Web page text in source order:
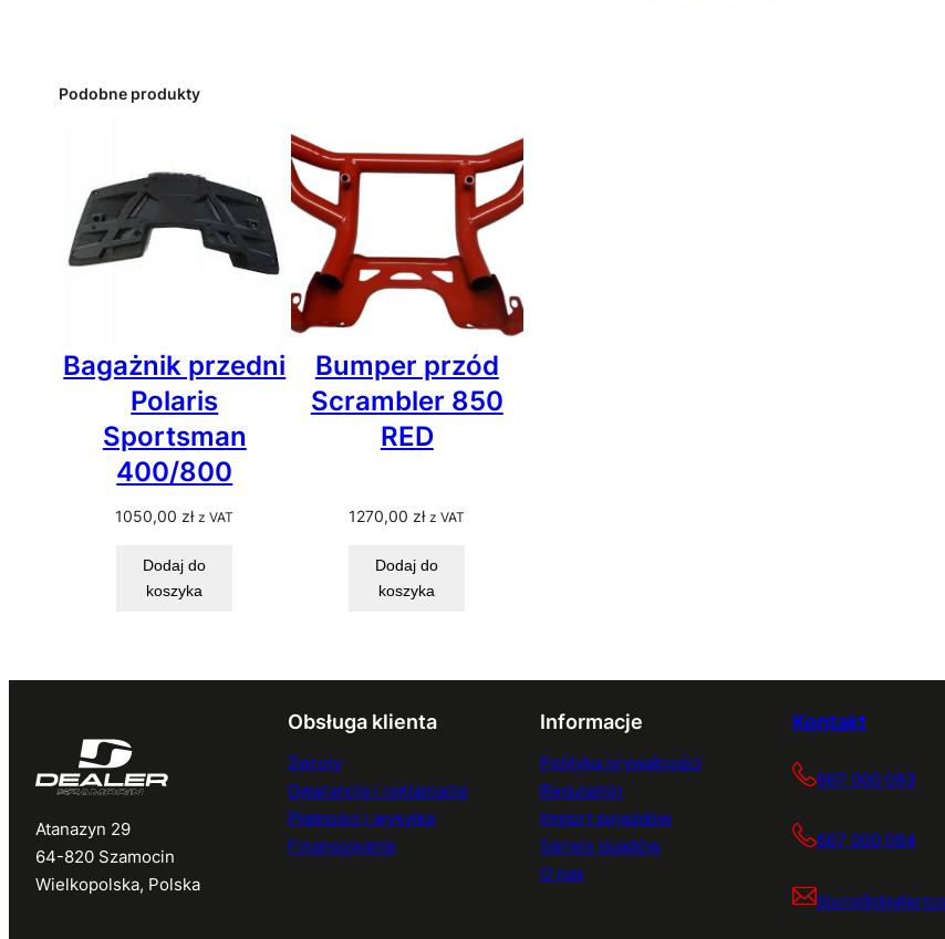
Podobne produkty
Bagażnik przedni
Polaris
Sportsman
400/800
1050,00 zł z VAT
Dodaj do
koszyka
Bumper przód
Scrambler 850
RED
1270,00 zł z VAT
Dodaj do
koszyka
Atanazyn 29
64-820 Szamocin
Wielkopolska, Polska
Obsługa klienta
Zwroty
Gwarancja i reklamacje
Płatności i wysyłka
Finansowanie
Informacje
Polityka prywatności
Regulamin
Import pojazdów
Serwis quadów
O nas
Kontakt
667 000 083
667 000 084